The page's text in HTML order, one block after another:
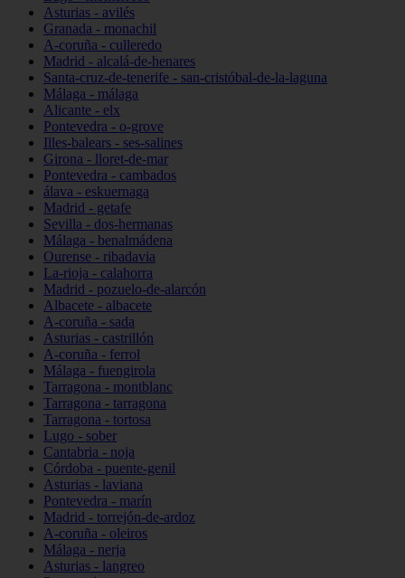
Asturias - avilés
Granada - monachil
A-coruña - culleredo
Madrid - alcalá-de-henares
Santa-cruz-de-tenerife - san-cristóbal-de-la-laguna
Málaga - málaga
Alicante - elx
Pontevedra - o-grove
Illes-balears - ses-salines
Girona - lloret-de-mar
Pontevedra - cambados
álava - eskuernaga
Madrid - getafe
Sevilla - dos-hermanas
Málaga - benalmádena
Ourense - ribadavia
La-rioja - calahorra
Madrid - pozuelo-de-alarcón
Albacete - albacete
A-coruña - sada
Asturias - castrillón
A-coruña - ferrol
Málaga - fuengirola
Tarragona - montblanc
Tarragona - tarragona
Tarragona - tortosa
Lugo - sober
Cantabria - noja
Córdoba - puente-genil
Asturias - laviana
Pontevedra - marín
Madrid - torrejón-de-ardoz
A-coruña - oleiros
Málaga - nerja
Asturias - langreo